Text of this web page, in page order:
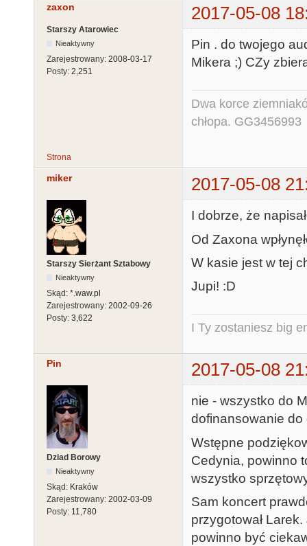
zaxon 2017-05-08
Starszy Atarowiec
Nieaktywny
Zarejestrowany: 2008-03-17
Posty: 2,251
Pin . do twojego
Mikera ;) CZy
Dwa korce
chłopa. GG3456993
Strona
miker 2017-05-08
Starszy Sierżant Sztabowy
Nieaktywny
Skąd: *.waw.pl
Zarejestrowany: 2002-09-26
Posty: 3,622
I dobrze, że
Od Zaxona
W kasie jest w tej
Jupi! :D
I Ty zostaniesz big
Pin 2017-05-08
Dziad Borowy
Nieaktywny
Skąd: Kraków
Zarejestrowany: 2002-03-09
Posty: 11,780
nie - wszystko do
dofinansowanie do
Wstępne
Cedynia, powinno
wszystko
Sam koncert
przygotował
powinno być